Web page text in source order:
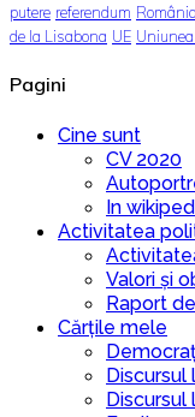
putere referendum România
de la Lisabona UE
Pagini
Cine sunt
CV 2020
In
Activitatea
Valori și
Raport
Cărțile mele
Discursul
Discursul